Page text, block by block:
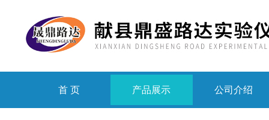
首 页 产品展示 公司介绍